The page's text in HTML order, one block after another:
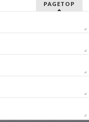
PAGETOP